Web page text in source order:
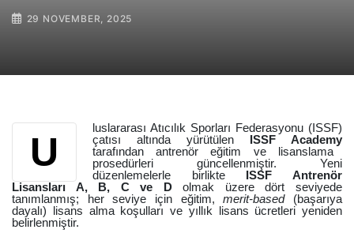
29 NOVEMBER, 2025
U
luslararası Atıcılık Sporları Federasyonu (ISSF)
çatısı altında yürütülen
ISSF Academy
tarafından antrenör eğitim ve lisanslama
prosedürleri güncellenmiştir. Yeni
düzenlemelerle birlikte
ISSF Antrenör
Lisansları A, B, C ve Dolmak üzere dört seviyede
tanımlanmış; her seviye için eğitim,merit-based(başarıya
dayalı) lisans alma koşulları ve yıllık lisans ücretleri yeniden
belirlenmiştir.